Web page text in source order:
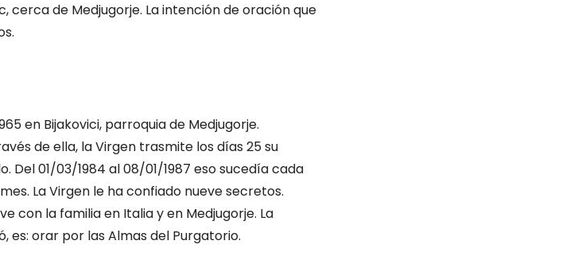
cerca de Medjugorje. La intención de oración que
en Bijakovici, parroquia de Medjugorje.
de ella, la Virgen trasmite los días 25 su
Del 01/03/1984 al 08/01/1987 eso sucedía cada
La Virgen le ha confiado nueve secretos.
con la familia en Italia y en Medjugorje. La
es: orar por las Almas del Purgatorio.